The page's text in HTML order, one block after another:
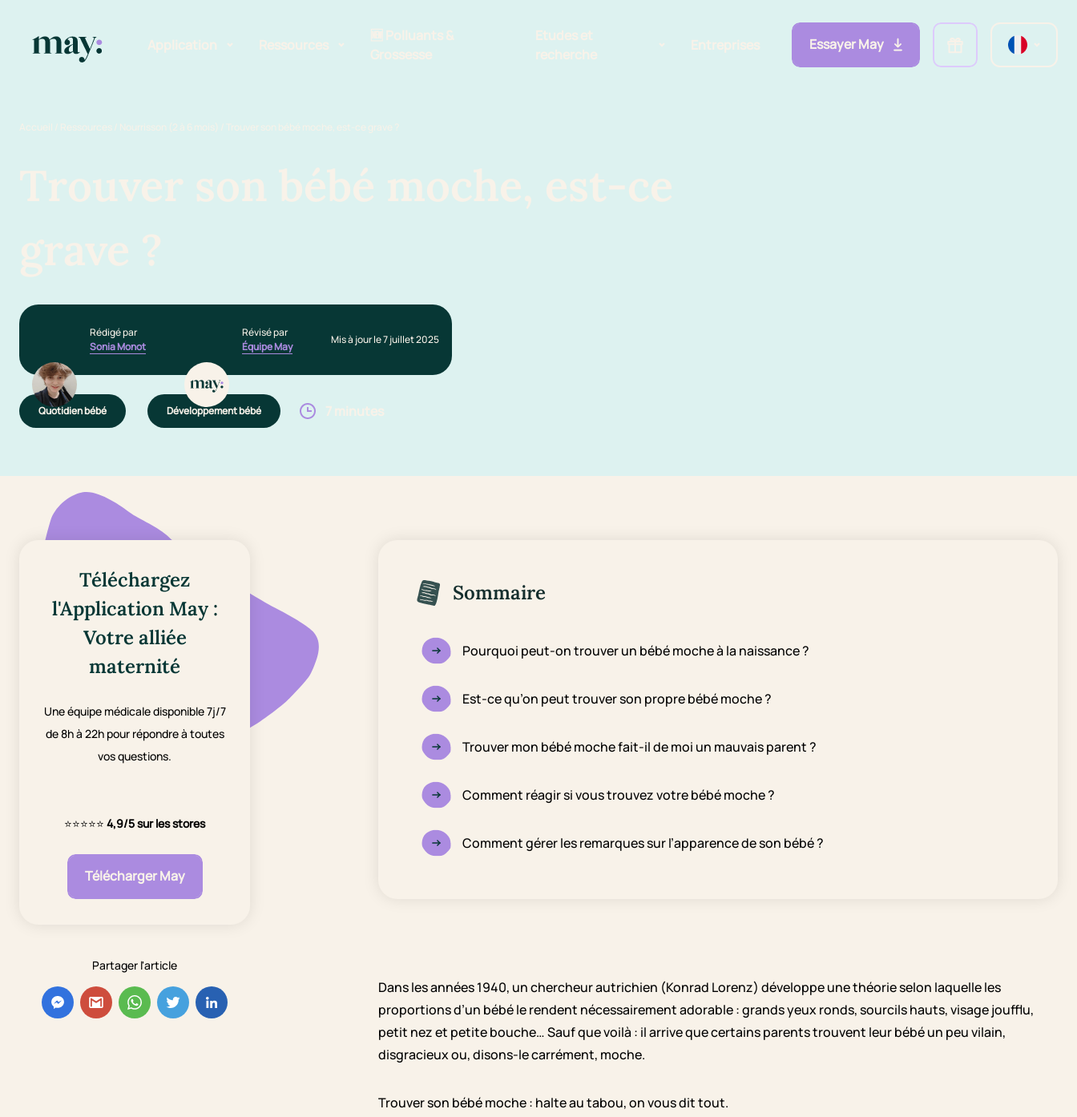
Application
Mission
Ressources
Guide des prénoms
Newsletters
🆕 Polluants &
Grossesse
Etudes et
recherche
Sommeil de l'enfant
Entreprises Essayer May
Accueil / Ressources / Nourrisson (2 à 6 mois) / Trouver son bébé moche, est-ce grave ?
Trouver son bébé moche, est-ce
grave ?
Rédigé par
Sonia Monot
Révisé par
Équipe May
Mis à jour le 7 juillet 2025
Quotidien bébé Développement bébé 7 minutes
Téléchargez
l'Application May :
Votre alliée
maternité
Une équipe médicale disponible 7j/7
de 8h à 22h pour répondre à toutes
vos questions.
⭐⭐⭐⭐⭐ 4,9/5 sur les stores
Télécharger May
Partager l'article
Sommaire
Pourquoi peut-on trouver un bébé moche à la naissance ?
Est-ce qu’on peut trouver son propre bébé moche ?
Trouver mon bébé moche fait-il de moi un mauvais parent ?
Comment réagir si vous trouvez votre bébé moche ?
Comment gérer les remarques sur l’apparence de son bébé ?
Dans les années 1940, un chercheur autrichien (Konrad Lorenz) développe une théorie selon laquelle les
proportions d’un bébé le rendent nécessairement adorable : grands yeux ronds, sourcils hauts, visage joufflu,
petit nez et petite bouche… Sauf que voilà : il arrive que certains parents trouvent leur bébé un peu vilain,
disgracieux ou, disons-le carrément, moche.
Trouver son bébé moche : halte au tabou, on vous dit tout.